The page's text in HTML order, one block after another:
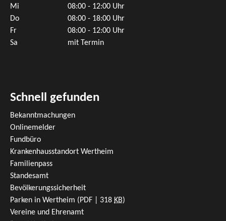
Mi
08:00 - 12:00 Uhr
Do
08:00 - 18:00 Uhr
Fr
08:00 - 12:00 Uhr
Sa
mit Termin
Schnell gefunden
Bekanntmachungen
Onlinemelder
Fundbüro
Krankenhausstandort Wertheim
Familienpass
Standesamt
Bevölkerungssicherheit
Parken in Wertheim (PDF | 318 KB)
Vereine und Ehrenamt